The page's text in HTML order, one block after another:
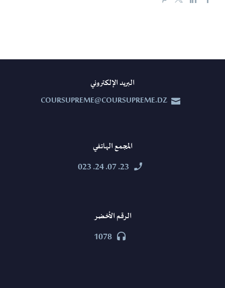
البريد الإلكتروني


COURSUPREME@COURSUPREME.DZ
المجمع الهاتفي


23. 07. 24. 023
الرقم الأخضر


1078